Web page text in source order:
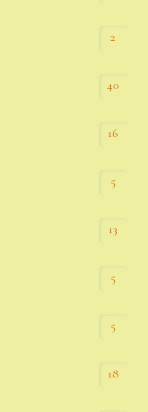
2
40
16
5
13
5
5
18